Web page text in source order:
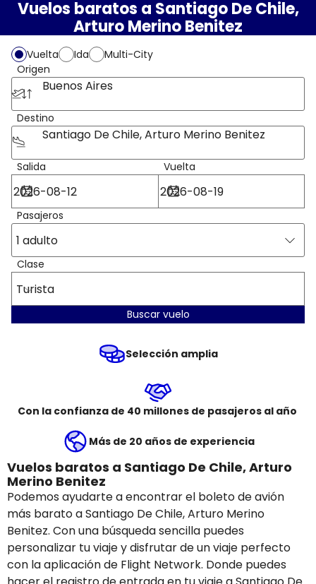
Vuelos baratos a Santiago De Chile,
Arturo Merino Benitez
Vuelta Ida
Multi-City
Origen
Buenos Aires
Destino
Santiago De Chile, Arturo Merino Benitez
Salida Vuelta
Pasajeros
1 adulto
Clase
Turista
Buscar vuelo
Selección amplia
Con la confianza de 40 millones de pasajeros al año
Más de 20 años de experiencia
Vuelos baratos a Santiago De Chile, Arturo
Merino Benitez
Podemos ayudarte a encontrar el boleto de avión
más barato a Santiago De Chile, Arturo Merino
Benitez. Con una búsqueda sencilla puedes
personalizar tu viaje y disfrutar de un viaje perfecto
con la aplicación de Flight Network. Donde puedes